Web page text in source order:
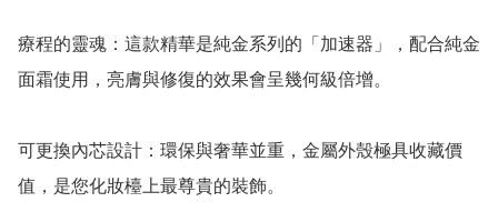
療程的靈魂：這款精華是純金系列的「加速器」，配合純金
面霜使用，亮膚與修復的效果會呈幾何級倍增。
可更換內芯設計：環保與奢華並重，金屬外殼極具收藏價
值，是您化妝檯上最尊貴的裝飾。